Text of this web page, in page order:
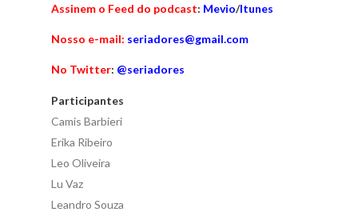
Assinem o Feed do podcast: Mevio/Itunes
Nosso e-mail: seriadores@gmail.com
No Twitter: @seriadores
Participantes
Camis Barbieri
Erika Ribeiro
Leo Oliveira
Lu Vaz
Leandro Souza